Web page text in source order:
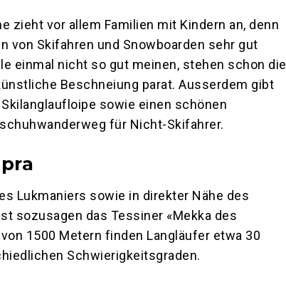
zieht vor allem Familien mit Kindern an, denn
von Skifahren und Snowboarden sehr gut
einmal nicht so gut meinen, stehen schon die
Beschneiung parat. Ausserdem gibt
sowie einen schönen
für Nicht-Skifahrer.
Lukmaniers sowie in direkter Nähe des
sozusagen das Tessiner «Mekka des
1500 Metern finden Langläufer etwa 30
Schwierigkeitsgraden.